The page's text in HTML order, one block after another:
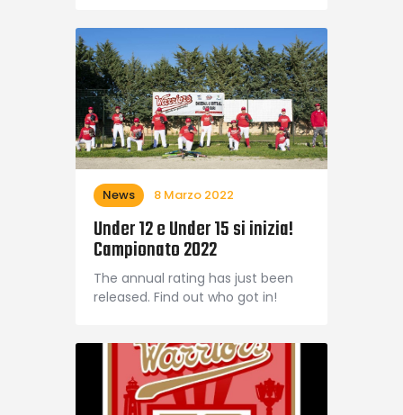
News 8 Marzo 2022
Under 12 e Under 15 si inizia!
Campionato 2022
The annual rating has just been
released. Find out who got in!